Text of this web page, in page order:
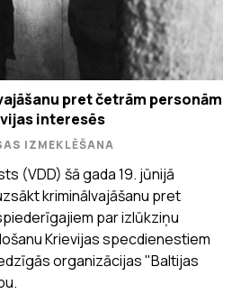
pret četrām personām
interesēs
IZMEKLĒŠANA
(VDD) šā gada 19. jūnijā
kriminālvajāšanu pret
par izlūkziņu
Krievijas specdienestiem
organizācijas "Baltijas